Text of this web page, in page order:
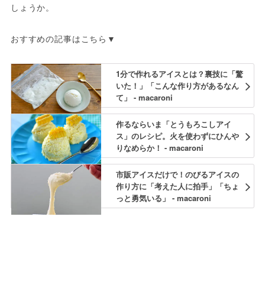
しょうか。
おすすめの記事はこちら▼
1分で作れるアイスとは？裏技に「驚
いた！」「こんな作り方があるなん
て」 - macaroni
作るならいま「とうもろこしアイ
ス」のレシピ。火を使わずにひんや
りなめらか！ - macaroni
市販アイスだけで！のびるアイスの
作り方に「考えた人に拍手」「ちょ
っと勇気いる」 - macaroni